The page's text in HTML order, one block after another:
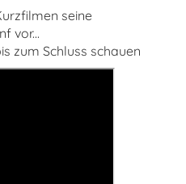
seine
vor...
zum Schluss schauen